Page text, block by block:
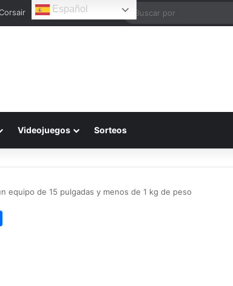
Español
Videojuegos Sorteos
equipo de 15 pulgadas y menos de 1 kg de peso